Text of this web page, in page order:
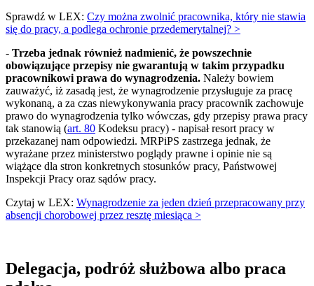
Sprawdź w LEX: Czy można zwolnić pracownika, który nie stawia
się do pracy, a podlega ochronie przedemerytalnej? >
- Trzeba jednak również nadmienić, że powszechnie
obowiązujące przepisy nie gwarantują w takim przypadku
pracownikowi prawa do wynagrodzenia. Należy bowiem
zauważyć, iż zasadą jest, że wynagrodzenie przysługuje za pracę
wykonaną, a za czas niewykonywania pracy pracownik zachowuje
prawo do wynagrodzenia tylko wówczas, gdy przepisy prawa pracy
tak stanowią (art. 80 Kodeksu pracy) - napisał resort pracy w
przekazanej nam odpowiedzi. MRPiPS zastrzega jednak, że
wyrażane przez ministerstwo poglądy prawne i opinie nie są
wiążące dla stron konkretnych stosunków pracy, Państwowej
Inspekcji Pracy oraz sądów pracy.
Czytaj w LEX: Wynagrodzenie za jeden dzień przepracowany przy
absencji chorobowej przez resztę miesiąca >
Delegacja, podróż służbowa albo praca